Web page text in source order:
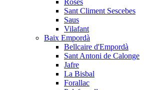
Roses
Sant Climent Sescebes
Saus
Vilafant
Baix Empordà
Bellcaire d'Empordà
Sant Antoni de Calonge
Jafre
La Bisbal
Forallac